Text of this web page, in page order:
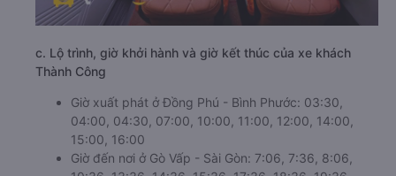
c. Lộ trình, giờ khởi hành và giờ kết thúc của xe khách
Thành Công
Giờ xuất phát ở Đồng Phú - Bình Phước: 03:30,
04:00, 04:30, 07:00, 10:00, 11:00, 12:00, 14:00,
15:00, 16:00
Giờ đến nơi ở Gò Vấp - Sài Gòn: 7:06, 7:36, 8:06,